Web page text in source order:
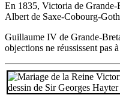
En 1835, Victoria de Grande-
Albert de Saxe-Cobourg-
Guillaume IV de Grande-
objections ne réussissent pas